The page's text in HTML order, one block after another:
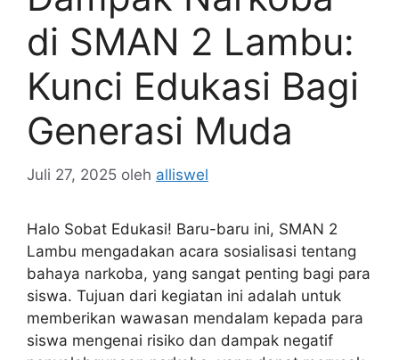
di SMAN 2 Lambu:
Kunci Edukasi Bagi
Generasi Muda
Juli 27, 2025 oleh alliswel
Halo Sobat Edukasi! Baru-baru ini, SMAN 2
Lambu mengadakan acara sosialisasi tentang
bahaya narkoba, yang sangat penting bagi para
siswa. Tujuan dari kegiatan ini adalah untuk
memberikan wawasan mendalam kepada para
siswa mengenai risiko dan dampak negatif